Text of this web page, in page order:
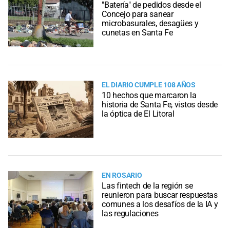
"Batería" de pedidos desde el
Concejo para sanear
microbasurales, desagües y
cunetas en Santa Fe
EL DIARIO CUMPLE 108 AÑOS
10 hechos que marcaron la
historia de Santa Fe, vistos desde
la óptica de El Litoral
EN ROSARIO
Las fintech de la región se
reunieron para buscar respuestas
comunes a los desafíos de la IA y
las regulaciones